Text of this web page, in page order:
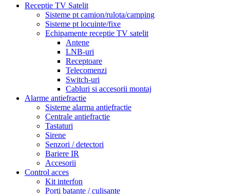
Receptie TV Satelit
Sisteme pt camion/rulota/camping
Sisteme pt locuinte/fixe
Echipamente receptie TV satelit
Antene
LNB-uri
Receptoare
Telecomenzi
Switch-uri
Cabluri si accesorii montaj
Alarme antiefractie
Sisteme alarma antiefractie
Centrale antiefractie
Tastaturi
Sirene
Senzori / detectori
Bariere IR
Accesorii
Control acces
Kit interfon
Porti batante / culisante